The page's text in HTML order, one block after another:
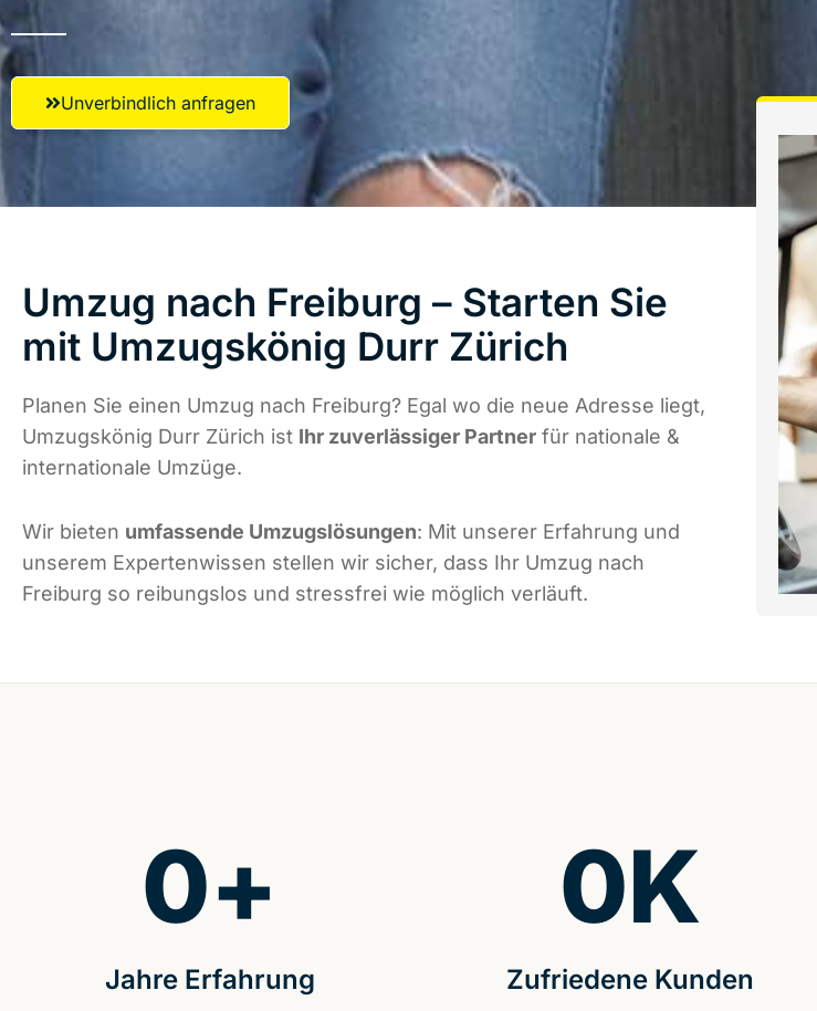
Unverbindlich anfragen
Umzug nach Freiburg – Starten Sie
mit Umzugskönig Durr Zürich
Planen Sie einen Umzug nach Freiburg? Egal wo die neue Adresse liegt,
Umzugskönig Durr Zürich ist Ihr zuverlässiger Partner für nationale &
internationale Umzüge.
Wir bieten umfassende Umzugslösungen: Mit unserer Erfahrung und
unserem Expertenwissen stellen wir sicher, dass Ihr Umzug nach
Freiburg so reibungslos und stressfrei wie möglich verläuft.
Jahre Erfahrung
0+
Zufriedene Kunden
0K